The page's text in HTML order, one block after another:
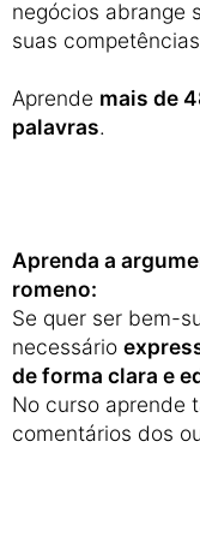
negócios abrange
suas
Aprende mais de
palavras.
Aprenda a
romeno:
Se quer ser bem-
necessário
de forma clara e
No curso aprende
comentários dos